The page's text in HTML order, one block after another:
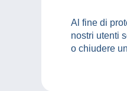
Al fine di
nostri utenti
o chiudere